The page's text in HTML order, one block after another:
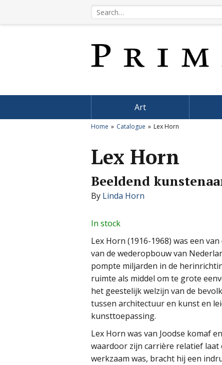
Art
Home Catalogue Lex Horn
Lex Horn
Beeldend
By Linda Horn
In stock
Lex Horn (1916-1968) was een
van de wederopbouw van
pompte miljarden in de
ruimte als middel om te grote
het geestelijk welzijn van de
tussen architectuur en kunst en
kunsttoepassing.
Lex Horn was van Joodse komaf
waardoor zijn carrière relatief
werkzaam was, bracht hij een